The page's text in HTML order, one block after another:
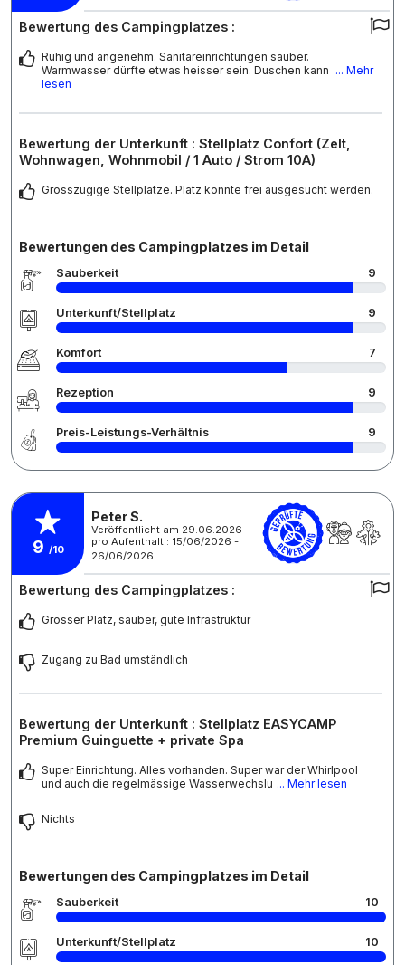
Bewertung des Campingplatzes :
Ruhig und angenehm. Sanitäreinrichtungen sauber.
Warmwasser dürfte etwas heisser sein. Duschen kann ... Mehr
lesen
Bewertung der Unterkunft : Stellplatz Confort (Zelt,
Wohnwagen, Wohnmobil / 1 Auto / Strom 10A)
Grosszügige Stellplätze. Platz konnte frei ausgesucht werden.
Bewertungen des Campingplatzes im Detail
Sauberkeit 9
Unterkunft/Stellplatz 9
Komfort 7
Rezeption 9
Preis-Leistungs-Verhältnis 9
9 /10
Peter S.
Veröffentlicht am 29.06.2026
pro Aufenthalt : 15/06/2026 -
26/06/2026
Bewertung des Campingplatzes :
Grosser Platz, sauber, gute Infrastruktur
Zugang zu Bad umständlich
Bewertung der Unterkunft : Stellplatz EASYCAMP
Premium Guinguette + private Spa
Super Einrichtung. Alles vorhanden. Super war der Whirlpool
und auch die regelmässige Wasserwechslu ... Mehr lesen
Nichts
Bewertungen des Campingplatzes im Detail
Sauberkeit 10
Unterkunft/Stellplatz 10